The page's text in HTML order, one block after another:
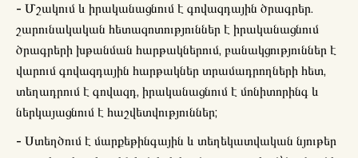
- Մշակում և իրականացնում է գովազդային ծրագրեր.
շարունակական հետազոտություններ է իրականացնում
ծրագրերի խթանման հարթակներում, բանակցություններ է
վարում գովազդային հարթակներ տրամադրողների հետ,
տեղադրում է գովազդ, իրականացնում է մոնիտորինգ և
ներկայացնում է հաշվետվություններ;
- Ստեղծում է մարքեթինգային և տեղեկատվական նյութեր